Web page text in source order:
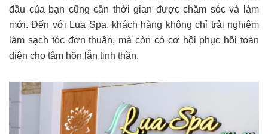
đầu của bạn cũng cần thời gian được chăm sóc và làm
mới. Đến với Lụa Spa, khách hàng không chỉ trải nghiệm
làm sạch tóc đơn thuần, mà còn có cơ hội phục hồi toàn
diện cho tâm hồn lẫn tinh thần.